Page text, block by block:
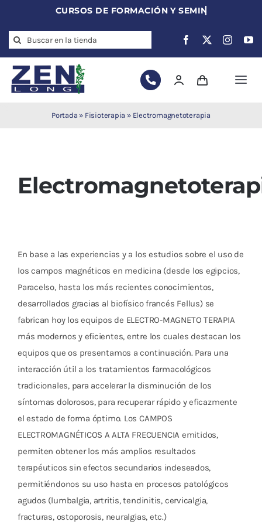
content
Search
for:
acupuntura
Auriculoterapia
Cromoterapia
Fisioterapia
Terapias
Material
clínico
Material de
enseñanza
OFERTAS
Portada » Fisioterapia » Electromagnetoterapia
En base a las experiencias y a los estudios sobre el uso de
los campos magnéticos en medicina (desde los egipcios,
Paracelso, hasta los más recientes conocimientos,
desarrollados gracias al biofísico francés Fellus) se
fabrican hoy los equipos de ELECTRO-MAGNETO TERAPIA
más modernos y eficientes, entre los cuales destacan los
equipos que os presentamos a continuación. Para una
interacción útil a los tratamientos farmacológicos
tradicionales, para accelerar la disminución de los
síntomas dolorosos, para recuperar rápido y eficazmente
el estado de forma óptimo. Los CAMPOS
ELECTROMAGNÉTICOS A ALTA FRECUENCIA emitidos,
permiten obtener los más amplios resultados
terapéuticos sin efectos secundarios indeseados,
permitiéndonos su uso hasta en procesos patológicos
agudos (lumbalgia, artritis, tendinitis, cervicalgia,
fracturas, ostoporosis, neuralgias, etc.)